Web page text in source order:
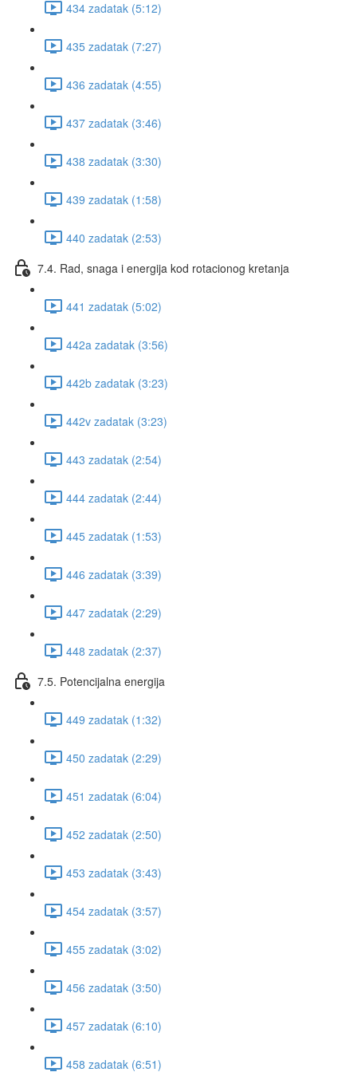
434 zadatak (5:12)
435 zadatak (7:27)
436 zadatak (4:55)
437 zadatak (3:46)
438 zadatak (3:30)
439 zadatak (1:58)
440 zadatak (2:53)
7.4. Rad, snaga i energija kod rotacionog kretanja
441 zadatak (5:02)
442a zadatak (3:56)
442b zadatak (3:23)
442v zadatak (3:23)
443 zadatak (2:54)
444 zadatak (2:44)
445 zadatak (1:53)
446 zadatak (3:39)
447 zadatak (2:29)
448 zadatak (2:37)
7.5. Potencijalna energija
449 zadatak (1:32)
450 zadatak (2:29)
451 zadatak (6:04)
452 zadatak (2:50)
453 zadatak (3:43)
454 zadatak (3:57)
455 zadatak (3:02)
456 zadatak (3:50)
457 zadatak (6:10)
458 zadatak (6:51)